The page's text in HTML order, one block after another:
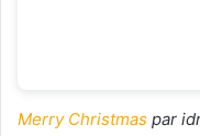
Merry Christmas par